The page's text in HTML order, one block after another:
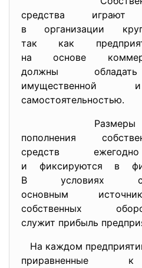
средства
в организации
так как
на основе
должны
имущественной
самостоятельностью.
Размеры и
пополнения
средств
и фиксируются в
В условиях
основным
собственных
служит прибыль
На каждом
приравненные к